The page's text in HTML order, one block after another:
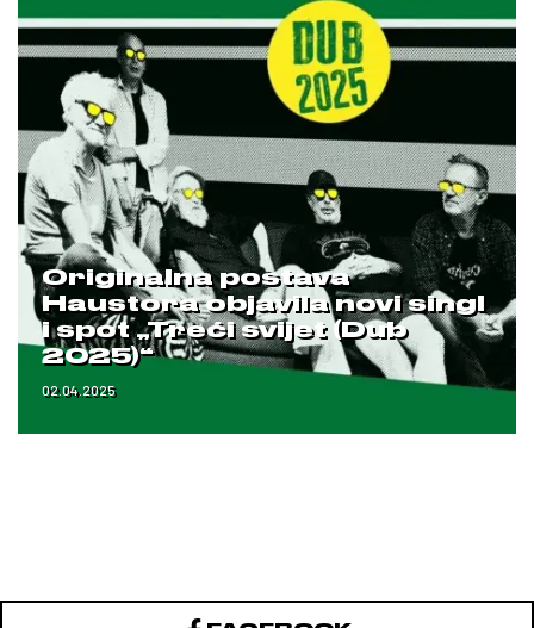
Originalna postava
Haustora objavila novi singl
i spot „Treći svijet (Dub
2025)“
02.04.2025